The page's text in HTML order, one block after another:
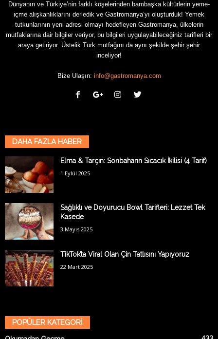
Dünyanın ve Türkiye’nin farklı köşelerinden bambaşka kültürlerin yeme-
içme alışkanlıklarını derledik ve Gastromanya’yı oluşturduk! Yemek
tutkunlarının yeni adresi olmayı hedefleyen Gastromanya, ülkelerin
mutfaklarına dair bilgiler veriyor, bu bilgileri uygulayabileceğiniz tarifleri bir
araya getiriyor. Üstelik Türk mutfağını da aynı şekilde şehir şehir
inceliyor!
Bize Ulaşın: info@gastromanya.com
DAHA FAZLA HABER
Elma & Tarçın: Sonbaharın Sıcacık İkilisi (4 Tarif)
1 Eylül 2025
Sağlıklı ve Doyurucu Bowl Tarifleri: Lezzet Tek
Kasede
3 Mayıs 2025
TikTok’ta Viral Olan Çin Tatlısını Yapıyoruz
22 Mart 2025
POPÜLER KATEGORİ